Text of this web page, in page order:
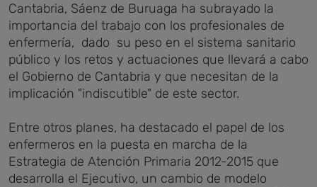
Cantabria, Sáenz de Buruaga ha subrayado la
importancia del trabajo con los profesionales de
enfermería, dado su peso en el sistema sanitario
público y los retos y actuaciones que llevará a cabo
el Gobierno de Cantabria y que necesitan de la
implicación "indiscutible" de este sector.
Entre otros planes, ha destacado el papel de los
enfermeros en la puesta en marcha de la
Estrategia de Atención Primaria 2012-2015 que
desarrolla el Ejecutivo, un cambio de modelo